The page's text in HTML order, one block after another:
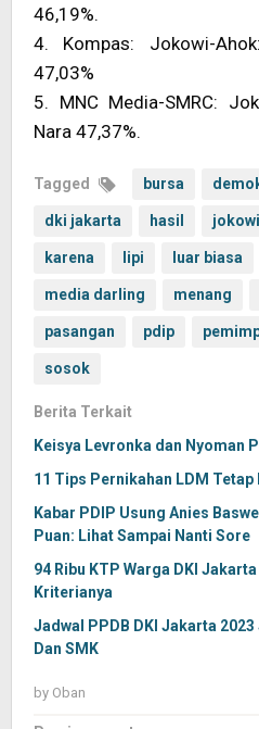
46,19%.
4. Kompas: Jokowi-
47,03%
5. MNC Media-SMRC:
Nara 47,37%.
Tagged bursa
dki jakarta hasil
karena lipi luar biasa
media darling menang
pasangan pdip
sosok
Berita Terkait
Keisya Levronka dan Nyoman
11 Tips Pernikahan LDM
Kabar PDIP Usung Anies
Puan: Lihat Sampai Nanti Sore
94 Ribu KTP Warga DKI
Kriterianya
Jadwal PPDB DKI Jakarta 2023
Dan SMK
by Oban